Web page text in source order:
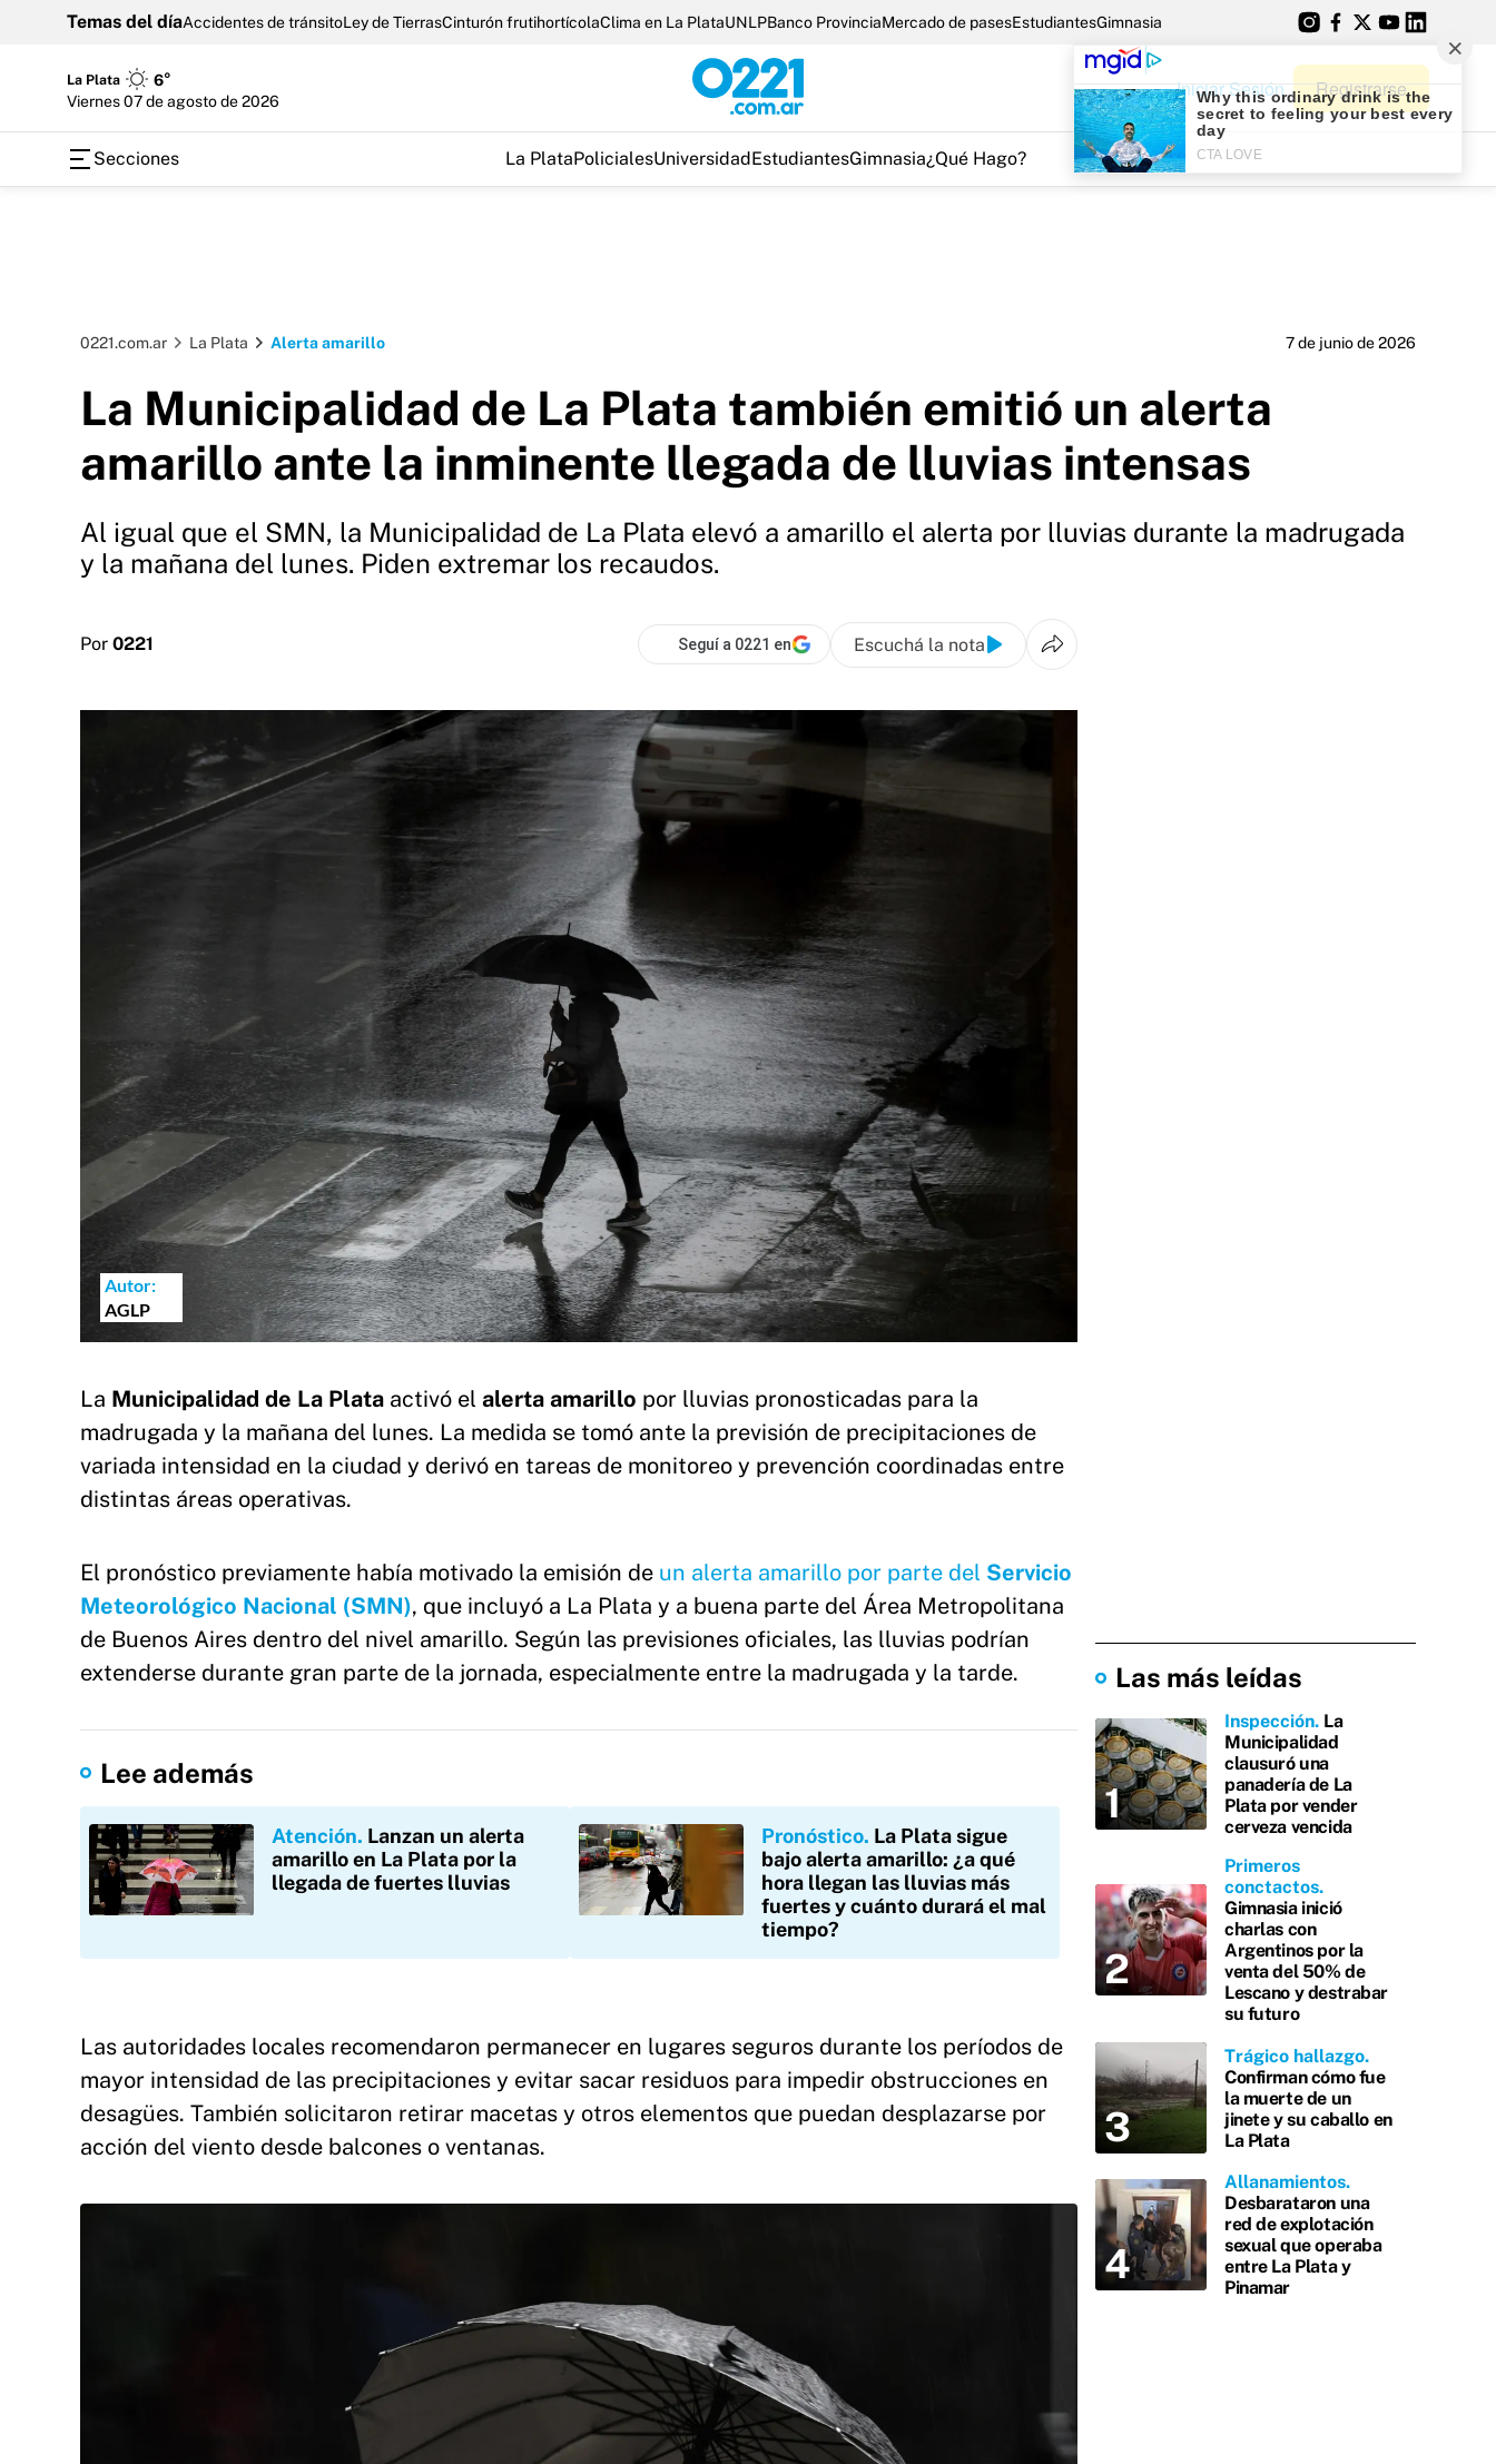
Temas del díaAccidentes de tránsitoLey de TierrasCinturón frutihortícolaClima en La PlataUNLPBanco ProvinciaMercado de pasesEstudiantesGimnasia
La Plata
6°
viernes 07 de agosto de 2026
Iniciar Sesión Registrarse
Secciones La PlataPolicialesUniversidadEstudiantesGimnasia¿Qué Hago?
0221.com.ar La Plata Alerta amarillo 7 de junio de 2026
La Municipalidad de La Plata también emitió un alerta
amarillo ante la inminente llegada de lluvias intensas
Al igual que el SMN, la Municipalidad de La Plata elevó a amarillo el alerta por lluvias durante la madrugada
y la mañana del lunes. Piden extremar los recaudos.
Por 0221 Seguí a 0221 en Escuchá la nota
Autor:
AGLP
La Municipalidad de La Plata activó el alerta amarillo por lluvias pronosticadas para la
madrugada y la mañana del lunes. La medida se tomó ante la previsión de precipitaciones de
variada intensidad en la ciudad y derivó en tareas de monitoreo y prevención coordinadas entre
distintas áreas operativas.
El pronóstico previamente había motivado la emisión de un alerta amarillo por parte del Servicio
Meteorológico Nacional (SMN), que incluyó a La Plata y a buena parte del Área Metropolitana
de Buenos Aires dentro del nivel amarillo. Según las previsiones oficiales, las lluvias podrían
extenderse durante gran parte de la jornada, especialmente entre la madrugada y la tarde.
Lee además
Atención Lanzan un alerta
amarillo en La Plata por la
llegada de fuertes lluvias
Pronóstico La Plata sigue
bajo alerta amarillo: ¿a qué
hora llegan las lluvias más
fuertes y cuánto durará el mal
tiempo?
Las autoridades locales recomendaron permanecer en lugares seguros durante los períodos de
mayor intensidad de las precipitaciones y evitar sacar residuos para impedir obstrucciones en
desagües. También solicitaron retirar macetas y otros elementos que puedan desplazarse por
acción del viento desde balcones o ventanas.
Las más leídas
Inspección La
Municipalidad
clausuró una
panadería de La
Plata por vender
cerveza vencida
Primeros
conctactos
Gimnasia inició
charlas con
Argentinos por la
venta del 50% de
Lescano y destrabar
su futuro
Trágico hallazgo
Confirman cómo fue
la muerte de un
jinete y su caballo en
La Plata
Allanamientos
Desbarataron una
red de explotación
sexual que operaba
entre La Plata y
Pinamar